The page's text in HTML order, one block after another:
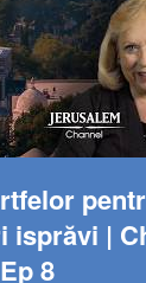
isprăvi |
8